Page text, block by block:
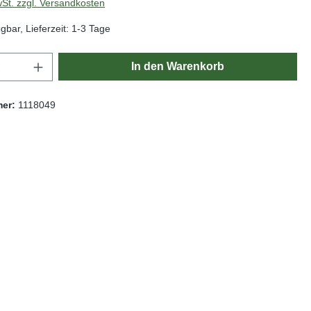
zzgl. Versandkosten
Lieferzeit: 1-3 Tage
Anzahl: Gib den gewünschten Wert ein
In den Warenkorb
1118049